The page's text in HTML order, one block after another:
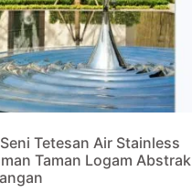
Tetesan Air Stainless
Taman Logam Abstrak